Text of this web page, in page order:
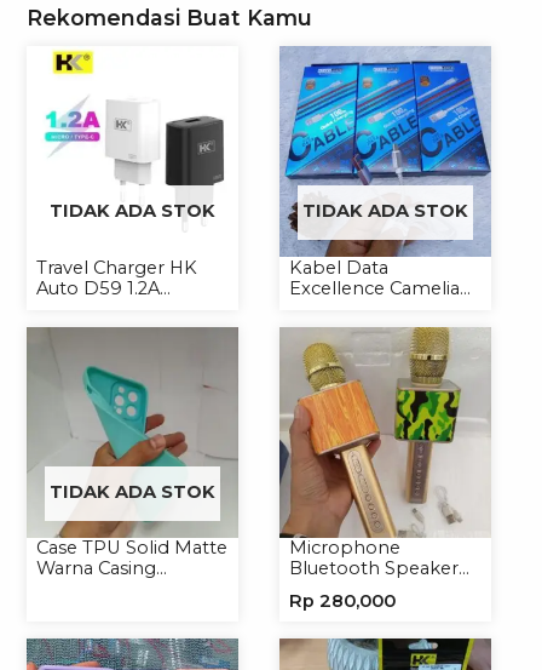
Rekomendasi Buat Kamu
TIDAK ADA STOK
Travel Charger HK
Auto D59 1.2A
TIDAK ADA STOK
Kabel Data
Excellence Camelia
C
TIDAK ADA STOK
Case TPU Solid Matte
Warna Casing
Microphone
Bluetooth Speaker
Mikrofon Wireless
Rp 280,000